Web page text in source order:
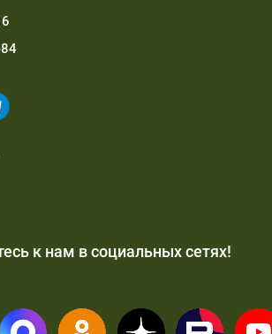
к нам в социальных сетях!